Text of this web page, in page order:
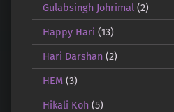
Gulabsingh Johrimal(2)
Happy Hari (13)
Hari Darshan(2)
HEM(3)
Hikali Koh(5)